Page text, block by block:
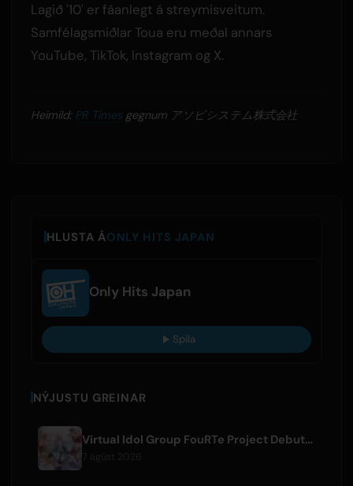
Lagið '10' er fáanlegt á streymisveitum.
Samfélagsmiðlar Toua eru meðal annars
YouTube, TikTok, Instagram og X.
Heimild: PR Timesgegnum アソビシステム株式会社
HLUSTA ÁONLY HITS JAPAN
Only Hits Japan
Spila
NÝJUSTU GREINAR
Virtual Idol Group FouRTe Project Debuts with 'ALL IN' Album Produced by m-flo's ☆Taku Takahashi